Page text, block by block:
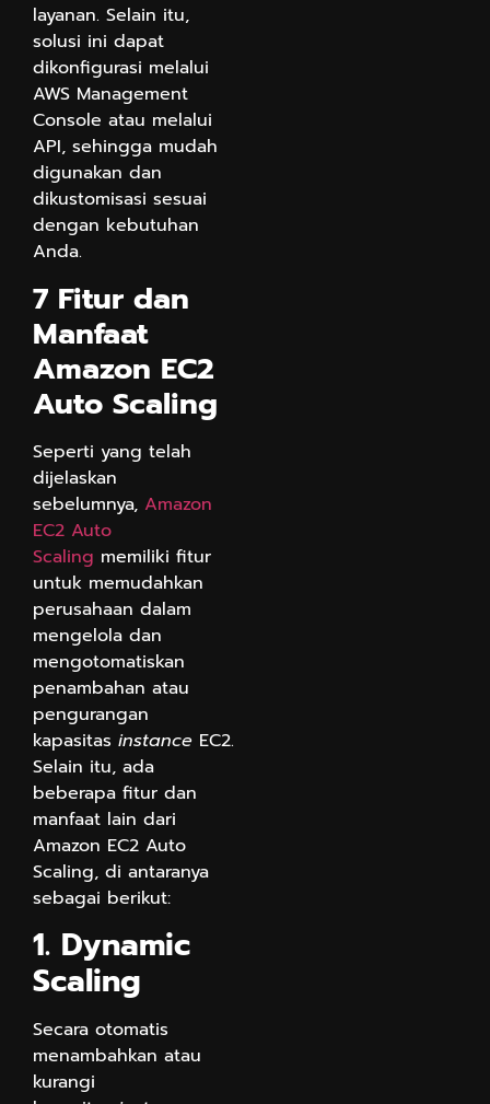
layanan. Selain itu,
solusi ini dapat
dikonfigurasi melalui
AWS Management
Console atau melalui
API, sehingga mudah
digunakan dan
dikustomisasi sesuai
dengan kebutuhan
Anda.
7 Fitur dan
Manfaat
Amazon EC2
Auto Scaling
Seperti yang telah
dijelaskan
sebelumnya, Amazon
EC2 Auto
Scaling memiliki fitur
untuk memudahkan
perusahaan dalam
mengelola dan
mengotomatiskan
penambahan atau
pengurangan
kapasitas instance EC2.
Selain itu, ada
beberapa fitur dan
manfaat lain dari
Amazon EC2 Auto
Scaling, di antaranya
sebagai berikut:
1. Dynamic
Scaling
Secara otomatis
menambahkan atau
kurangi